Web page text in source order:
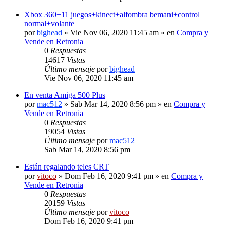
Xbox 360+11 juegos+kinect+alfombra bemani+control
normal+volante
porbighead » Vie Nov 06, 2020 11:45 am » en Compra y
Vende en Retronia
0 Respuestas
14617 Vistas
Último mensaje porbighead
Vie Nov 06, 2020 11:45 am
En venta Amiga 500 Plus
pormac512 » Sab Mar 14, 2020 8:56 pm » en Compra y
Vende en Retronia
0 Respuestas
19054 Vistas
Último mensaje pormac512
Sab Mar 14, 2020 8:56 pm
Están regalando teles CRT
porvitoco » Dom Feb 16, 2020 9:41 pm » en Compra y
Vende en Retronia
0 Respuestas
20159 Vistas
Último mensaje porvitoco
Dom Feb 16, 2020 9:41 pm